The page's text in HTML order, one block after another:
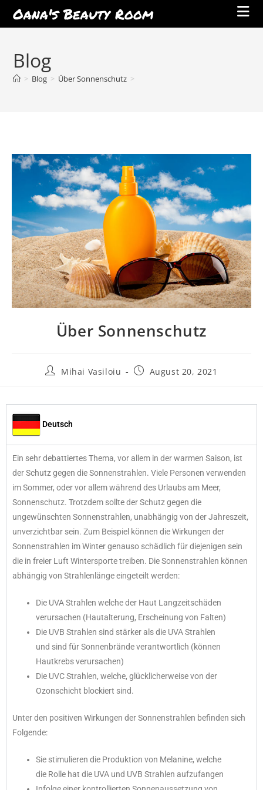
Oana's Beauty Room
Blog
> Blog > Über Sonnenschutz >
Über Sonnenschutz
Mihai Vasiloiu August 20, 2021
Deutsch
Ein sehr debattiertes Thema, vor allem in der warmen Saison, ist
der Schutz gegen die Sonnenstrahlen. Viele Personen verwenden
im Sommer, oder vor allem während des Urlaubs am Meer,
Sonnenschutz. Trotzdem sollte der Schutz gegen die
ungewünschten Sonnenstrahlen, unabhängig von der Jahreszeit,
unverzichtbar sein. Zum Beispiel können die Wirkungen der
Sonnenstrahlen im Winter genauso schädlich für diejenigen sein
die in freier Luft Wintersporte treiben. Die Sonnenstrahlen können
abhängig von Strahlenlänge eingeteilt werden:
Die UVA Strahlen welche der Haut Langzeitschäden
verursachen (Hautalterung, Erscheinung von Falten)
Die UVB Strahlen sind stärker als die UVA Strahlen
und sind für Sonnenbrände verantwortlich (können
Hautkrebs verursachen)
Die UVC Strahlen, welche, glücklicherweise von der
Ozonschicht blockiert sind.
Unter den positiven Wirkungen der Sonnenstrahlen befinden sich
Folgende:
Sie stimulieren die Produktion von Melanine, welche
die Rolle hat die UVA und UVB Strahlen aufzufangen